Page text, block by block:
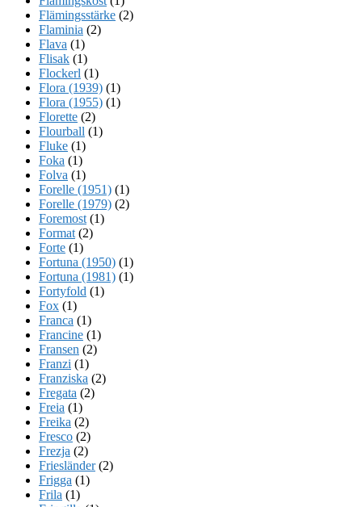
Flämingsstärke (2)
Flaminia (2)
Flava (1)
Flisak (1)
Flockerl (1)
Flora (1939) (1)
Flora (1955) (1)
Florette (2)
Flourball (1)
Fluke (1)
Foka (1)
Folva (1)
Forelle (1951) (1)
Forelle (1979) (2)
Foremost (1)
Format (2)
Forte (1)
Fortuna (1950) (1)
Fortuna (1981) (1)
Fortyfold (1)
Fox (1)
Franca (1)
Francine (1)
Fransen (2)
Franzi (1)
Franziska (2)
Fregata (2)
Freia (1)
Freika (2)
Fresco (2)
Frezja (2)
Friesländer(2)
Frigga (1)
Frila (1)